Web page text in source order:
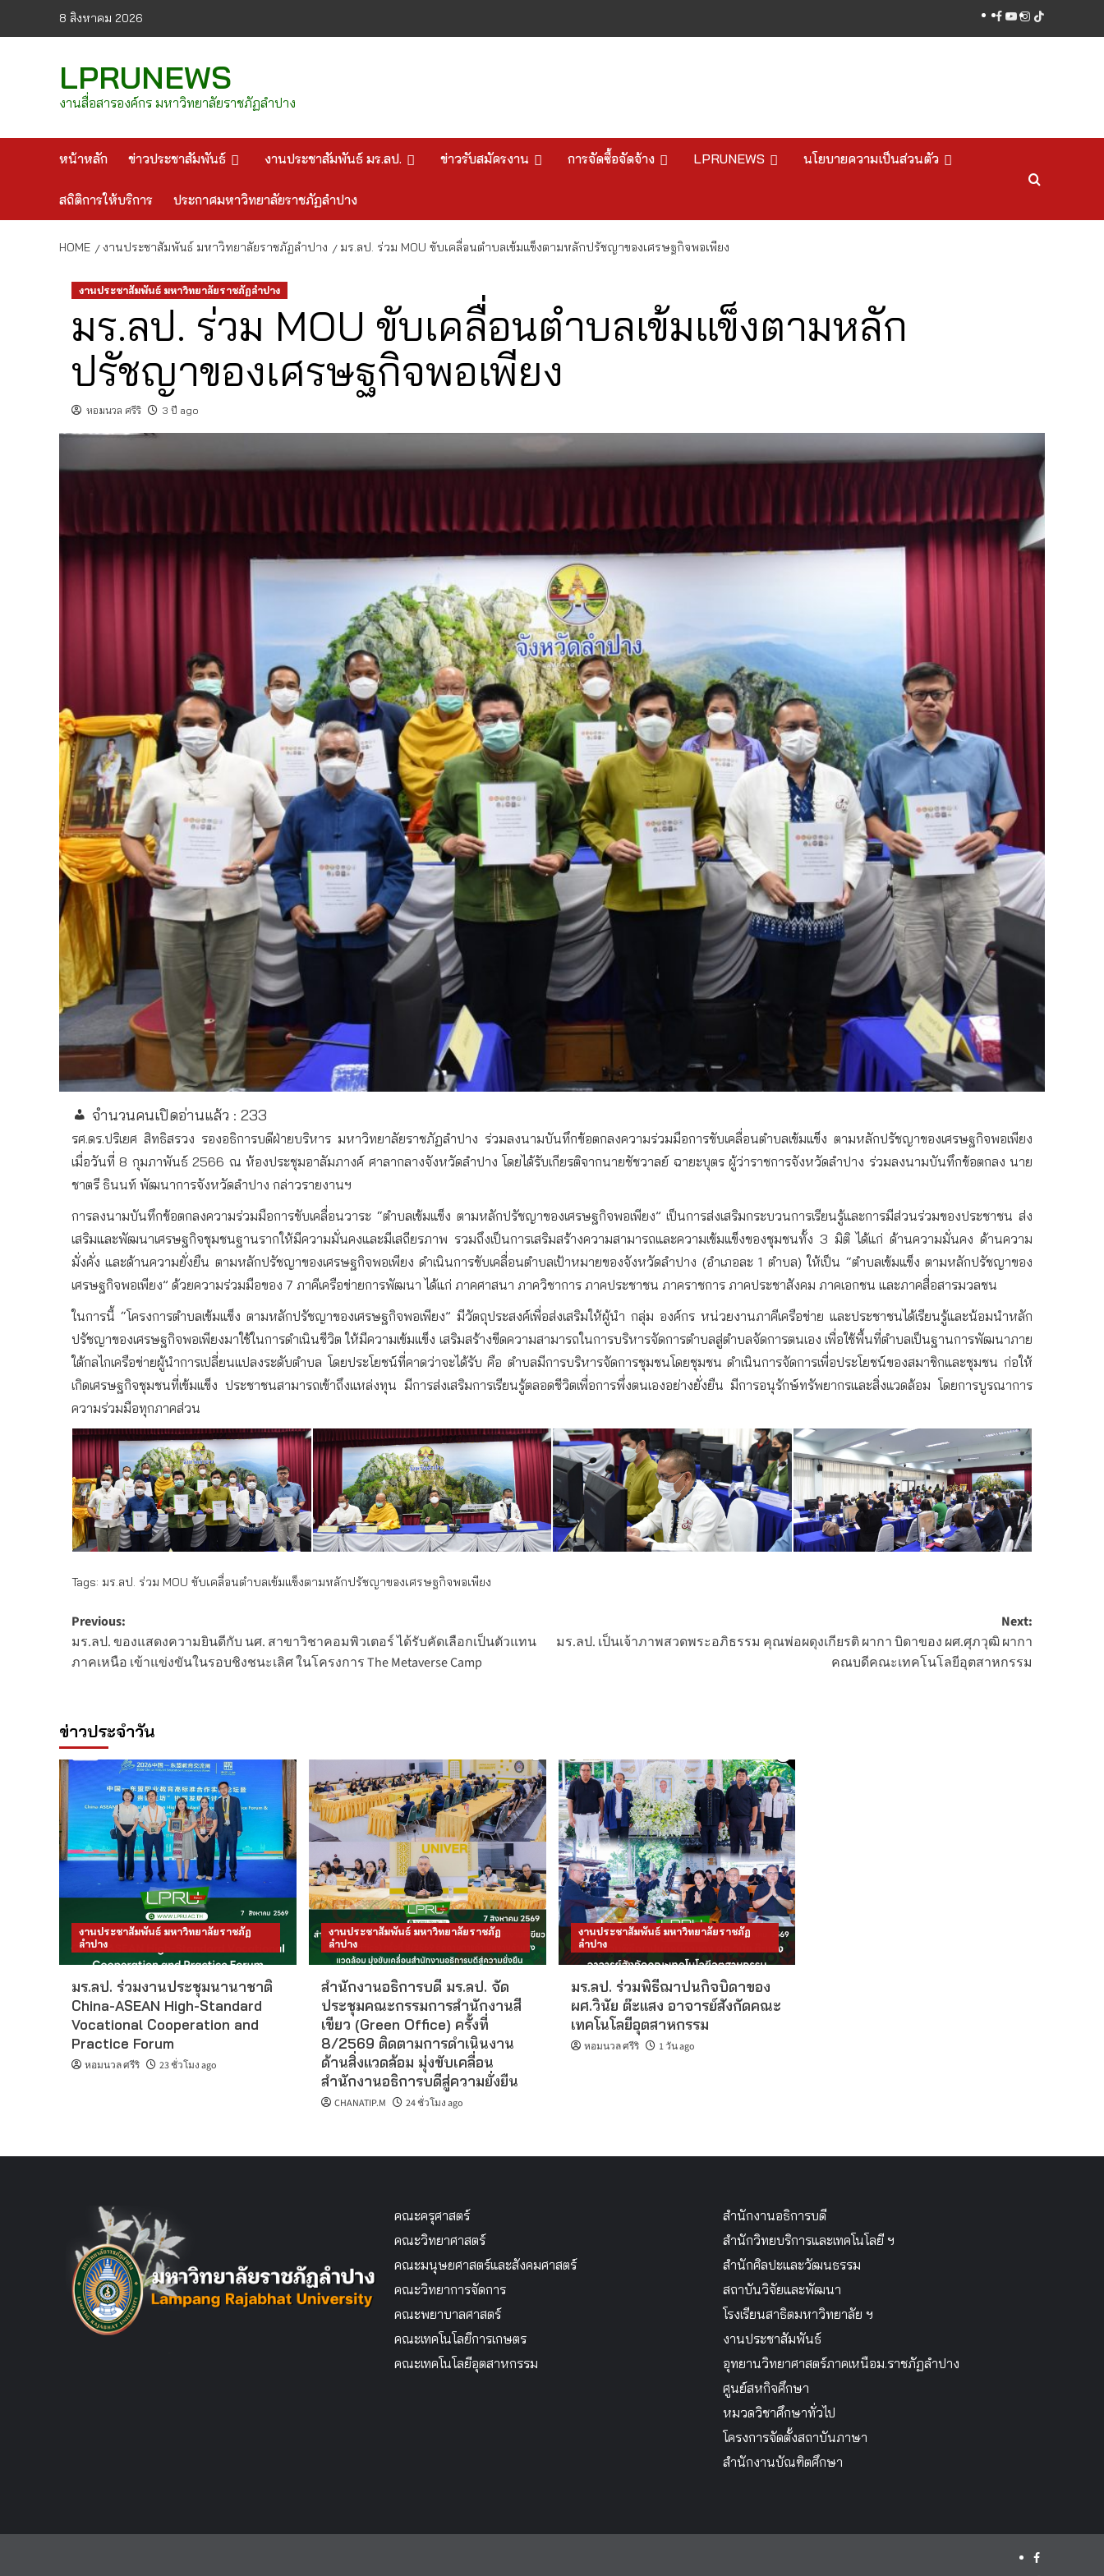
8 สิงหาคม 2026 facebook
youtube
instagram
tiktok
LPRUNEWS
งานสื่อสารองค์กร มหาวิทยาลัยราชภัฏลำปาง
หน้าหลัก ข่าวประชาสัมพันธ์ งานประชาสัมพันธ์ มร.ลป. ข่าวรับสมัครงาน การจัดซื้อจัดจ้าง LPRUNEWS นโยบายความเป็นส่วนตัว
สถิติการให้บริการ ประกาศมหาวิทยาลัยราชภัฏลำปาง
HOME งานประชาสัมพันธ์ มหาวิทยาลัยราชภัฏลำปาง มร.ลป. ร่วม MOU ขับเคลื่อนตำบลเข้มแข็งตามหลักปรัชญาของเศรษฐกิจพอเพียง
งานประชาสัมพันธ์ มหาวิทยาลัยราชภัฏลำปาง
มร.ลป. ร่วม MOU ขับเคลื่อนตำบลเข้มแข็งตามหลัก
ปรัชญาของเศรษฐกิจพอเพียง
หอมนวล ศรีริ 3 ปี ago
จำนวนคนเปิดอ่านแล้ว : 233
รศ.ดร.ปริเยศ สิทธิสรวง รองอธิการบดีฝ่ายบริหาร มหาวิทยาลัยราชภัฏลำปาง ร่วมลงนามบันทึกข้อตกลงความร่วมมือการขับเคลื่อนตำบลเข้มแข็ง ตามหลักปรัชญาของเศรษฐกิจพอเพียง
เมื่อวันที่ 8 กุมภาพันธ์ 2566 ณ ห้องประชุมอาลัมภางค์ ศาลากลางจังหวัดลำปาง โดยได้รับเกียรติจากนายชัชวาลย์ ฉายะบุตร ผู้ว่าราชการจังหวัดลำปาง ร่วมลงนามบันทึกข้อตกลง นาย
ชาตรี ธินนท์ พัฒนาการจังหวัดลำปาง กล่าวรายงานฯ
การลงนามบันทึกข้อตกลงความร่วมมือการขับเคลื่อนวาระ “ตำบลเข้มแข็ง ตามหลักปรัชญาของเศรษฐกิจพอเพียง” เป็นการส่งเสริมกระบวนการเรียนรู้และการมีส่วนร่วมของประชาชน ส่ง
เสริมและพัฒนาเศรษฐกิจชุมชนฐานรากให้มีความมั่นคงและมีเสถียรภาพ รวมถึงเป็นการเสริมสร้างความสามารถและความเข้มแข็งของชุมชนทั้ง 3 มิติ ได้แก่ ด้านความมั่นคง ด้านความ
มั่งคั่ง และด้านความยั่งยืน ตามหลักปรัชญาของเศรษฐกิจพอเพียง ดำเนินการขับเคลื่อนตำบลเป้าหมายของจังหวัดลำปาง (อำเภอละ 1 ตำบล) ให้เป็น “ตำบลเข้มแข็ง ตามหลักปรัชญาของ
เศรษฐกิจพอเพียง” ด้วยความร่วมมือของ 7 ภาคีเครือข่ายการพัฒนา ได้แก่ ภาคศาสนา ภาควิชาการ ภาคประชาชน ภาคราชการ ภาคประชาสังคม ภาคเอกชน และภาคสื่อสารมวลชน
ในการนี้ “โครงการตำบลเข้มแข็ง ตามหลักปรัชญาของเศรษฐกิจพอเพียง” มีวัตถุประสงค์เพื่อส่งเสริมให้ผู้นำ กลุ่ม องค์กร หน่วยงานภาคีเครือข่าย และประชาชนได้เรียนรู้และน้อมนำหลัก
ปรัชญาของเศรษฐกิจพอเพียงมาใช้ในการดำเนินชีวิต ให้มีความเข้มแข็ง เสริมสร้างขีดความสามารถในการบริหารจัดการตำบลสู่ตำบลจัดการตนเอง เพื่อใช้พื้นที่ตำบลเป็นฐานการพัฒนาภาย
ใต้กลไกเครือข่ายผู้นำการเปลี่ยนแปลงระดับตำบล โดยประโยชน์ที่คาดว่าจะได้รับ คือ ตำบลมีการบริหารจัดการชุมชนโดยชุมชน ดำเนินการจัดการเพื่อประโยชน์ของสมาชิกและชุมชน ก่อให้
เกิดเศรษฐกิจชุมชนที่เข้มแข็ง ประชาชนสามารถเข้าถึงแหล่งทุน มีการส่งเสริมการเรียนรู้ตลอดชีวิตเพื่อการพึ่งตนเองอย่างยั่งยืน มีการอนุรักษ์ทรัพยากรและสิ่งแวดล้อม โดยการบูรณาการ
ความร่วมมือทุกภาคส่วน
Tags: มร.ลป. ร่วม MOU ขับเคลื่อนตำบลเข้มแข็งตามหลักปรัชญาของเศรษฐกิจพอเพียง
Post
navigation
Previous:
มร.ลป. ของแสดงความยินดีกับ นศ. สาขาวิชาคอมพิวเตอร์ ได้รับคัดเลือกเป็นตัวแทน
ภาคเหนือ เข้าแข่งขันในรอบชิงชนะเลิศ ในโครงการ The Metaverse Camp
Next:
มร.ลป. เป็นเจ้าภาพสวดพระอภิธรรม คุณพ่อผดุงเกียรติ ผากา บิดาของ ผศ.ศุภวุฒิ ผากา
คณบดีคณะเทคโนโลยีอุตสาหกรรม
ข่าวประจำวัน
งานประชาสัมพันธ์ มหาวิทยาลัยราชภัฏ
ลำปาง
มร.ลป. ร่วมงานประชุมนานาชาติ
China-ASEAN High-Standard
Vocational Cooperation and
Practice Forum
หอมนวล ศรีริ 23 ชั่วโมง ago
งานประชาสัมพันธ์ มหาวิทยาลัยราชภัฏ
ลำปาง
สำนักงานอธิการบดี มร.ลป. จัด
ประชุมคณะกรรมการสำนักงานสี
เขียว (Green Office) ครั้งที่
8/2569 ติดตามการดำเนินงาน
ด้านสิ่งแวดล้อม มุ่งขับเคลื่อน
สำนักงานอธิการบดีสู่ความยั่งยืน
CHANATIP.M 24 ชั่วโมง ago
งานประชาสัมพันธ์ มหาวิทยาลัยราชภัฏ
ลำปาง
มร.ลป. ร่วมพิธีฌาปนกิจบิดาของ
ผศ.วินัย ต๊ะแสง อาจารย์สังกัดคณะ
เทคโนโลยีอุตสาหกรรม
หอมนวล ศรีริ 1 วัน ago
คณะครุศาสตร์
คณะวิทยาศาสตร์
คณะมนุษยศาสตร์และสังคมศาสตร์
คณะวิทยาการจัดการ
คณะพยาบาลศาสตร์
คณะเทคโนโลยีการเกษตร
คณะเทคโนโลยีอุตสาหกรรม
สำนักงานอธิการบดี
สำนักวิทยบริการและเทคโนโลยี ฯ
สำนักศิลปะและวัฒนธรรม
สถาบันวิจัยและพัฒนา
โรงเรียนสาธิตมหาวิทยาลัย ฯ
งานประชาสัมพันธ์
อุทยานวิทยาศาสตร์ภาคเหนือม.ราชภัฏลำปาง
ศูนย์สหกิจศึกษา
หมวดวิชาศึกษาทั่วไป
โครงการจัดตั้งสถาบันภาษา
สำนักงานบัณฑิตศึกษา
facebook